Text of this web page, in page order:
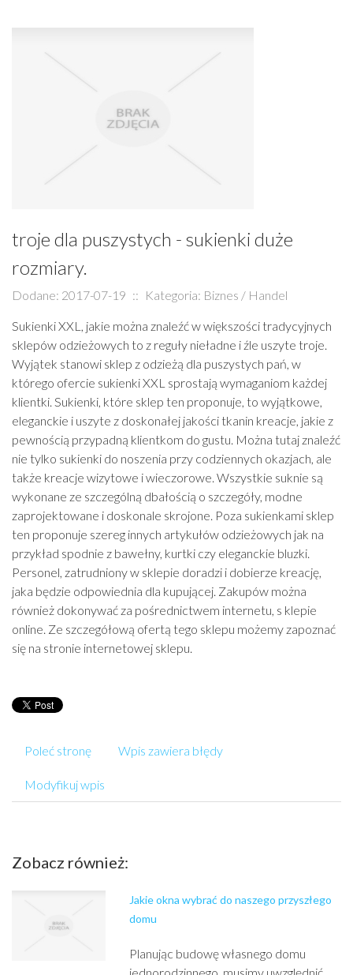
troje dla puszystych - sukienki duże
rozmiary.
Dodane: 2017-07-19 :: Kategoria: Biznes / Handel
Sukienki XXL, jakie można znaleźć w większości tradycyjnych
sklepów odzieżowych to z reguły nieładne i źle uszyte troje.
Wyjątek stanowi sklep z odzieżą dla puszystych pań, w
którego ofercie sukienki XXL sprostają wymaganiom każdej
klientki. Sukienki, które sklep ten proponuje, to wyjątkowe,
eleganckie i uszyte z doskonałej jakości tkanin kreacje, jakie z
pewnością przypadną klientkom do gustu. Można tutaj znaleźć
nie tylko sukienki do noszenia przy codziennych okazjach, ale
także kreacje wizytowe i wieczorowe. Wszystkie suknie są
wykonane ze szczególną dbałością o szczegóły, modne
zaprojektowane i doskonale skrojone. Poza sukienkami sklep
ten proponuje szereg innych artykułów odzieżowych jak na
przykład spodnie z bawełny, kurtki czy eleganckie bluzki.
Personel, zatrudniony w sklepie doradzi i dobierze kreację,
jaka będzie odpowiednia dla kupującej. Zakupów można
również dokonywać za pośrednictwem internetu, s klepie
online. Ze szczegółową ofertą tego sklepu możemy zapoznać
się na stronie internetowej sklepu.
Poleć stronę Wpis zawiera błędy
Modyfikuj wpis
Zobacz również:
Jakie okna wybrać do naszego przyszłego
domu
Planując budowę własnego domu